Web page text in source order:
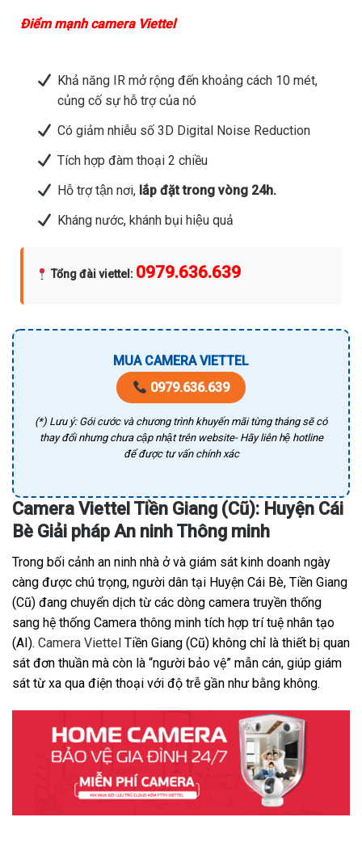
Điểm mạnh camera Viettel
Khả năng IR mở rộng đến khoảng cách 10 mét,
củng cố sự hỗ trợ của nó
Có giảm nhiễu số 3D Digital Noise Reduction
Tích hợp đàm thoại 2 chiều
Hỗ trợ tận nơi,lắp đặt trong vòng 24h.
Kháng nước, khánh bụi hiệu quả
Tổng đài viettel : 0979.636.639
MUA CAMERA VIETTEL
0979.636.639
(*) Lưu ý: Gói cước và chương trình khuyến mãi từng tháng sẽ có
thay đổi nhưng chưa cập nhật trên website- Hãy liên hệ hotline
để được tư vấn chính xác
Camera Viettel Tiền Giang (Cũ): Huyện Cái
Bè Giải pháp An ninh Thông minh
Trong bối cảnh an ninh nhà ở và giám sát kinh doanh ngày
càng được chú trọng, người dân tại Huyện Cái Bè, Tiền Giang
(Cũ) đang chuyển dịch từ các dòng camera truyền thống
sang hệ thống Camera thông minh tích hợp trí tuệ nhân tạo
(AI). Camera Viettel Tiền Giang (Cũ) không chỉ là thiết bị quan
sát đơn thuần mà còn là “người bảo vệ” mẫn cán, giúp giám
sát từ xa qua điện thoại với độ trễ gần như bằng không.